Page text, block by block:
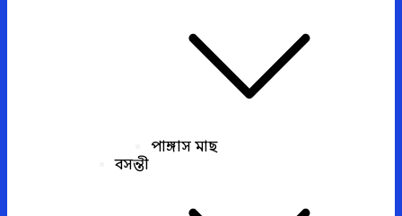
পাঙ্গাস মাছ
বসন্তী